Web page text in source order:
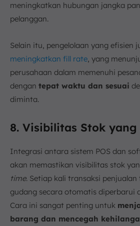
meningkatkan hubungan jangka
pelanggan.
Selain itu, pengelolaan yang efisien
meningkatkan fill rate , yang
perusahaan dalam memenuhi
dengan tepat waktu dan sesuai
diminta.
8. Visibilitas Stok
Integrasi antara sistem POS dan
akan memastikan visibilitas stok
time. Setiap kali transaksi
gudang secara otomatis diperbarui
Cara ini sangat penting untuk
barang dan mencegah